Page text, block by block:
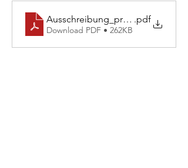
Ausschreibung_prov. Zeitplan OB
.pdf
Download PDF • 262KB